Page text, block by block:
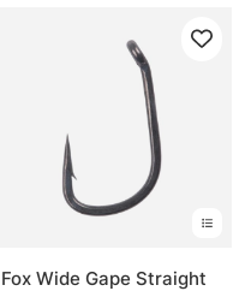
Fox Wide Gape Straight